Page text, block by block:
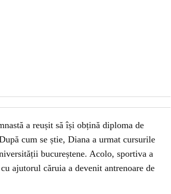
a reușit să își obțină diploma de
cum se știe, Diana a urmat cursurile
bucureștene. Acolo, sportiva a
ajutorul căruia a devenit antrenoare de